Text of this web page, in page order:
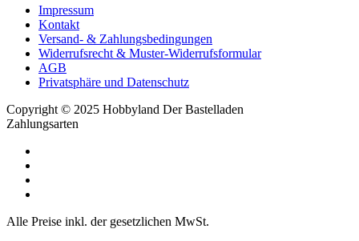
Impressum
Kontakt
Versand- & Zahlungsbedingungen
Widerrufsrecht & Muster-Widerrufsformular
AGB
Privatsphäre und Datenschutz
Copyright © 2025 Hobbyland Der Bastelladen
Zahlungsarten
Alle Preise inkl. der gesetzlichen MwSt.